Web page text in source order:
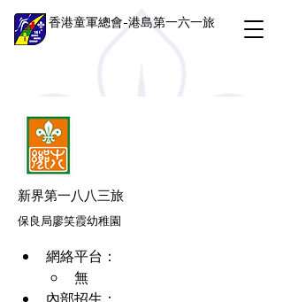
香港童軍總會-港島第一六一旅
新界第一八八三旅
保良局廖笑霞幼稚園
網絡平台：
無